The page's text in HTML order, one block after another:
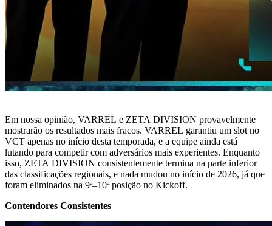
Em nossa opinião, VARREL e ZETA DIVISION provavelmente
mostrarão os resultados mais fracos. VARREL garantiu um slot no
VCT apenas no início desta temporada, e a equipe ainda está
lutando para competir com adversários mais experientes. Enquanto
isso, ZETA DIVISION consistentemente termina na parte inferior
das classificações regionais, e nada mudou no início de 2026, já que
foram eliminados na 9ª–10ª posição no Kickoff.
Contendores Consistentes